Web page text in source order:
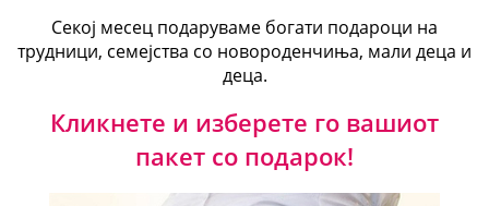
Секој месец подаруваме богати подароци на
трудници, семејства со новороденчиња, мали деца и
деца.
Кликнете и изберете го вашиот
пакет со подарок!